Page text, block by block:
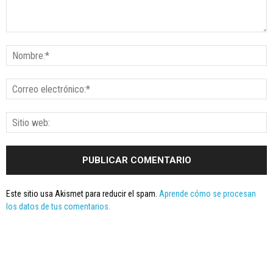
Este sitio usa Akismet para reducir el spam. Aprende cómo se procesan
los datos de tus comentarios.